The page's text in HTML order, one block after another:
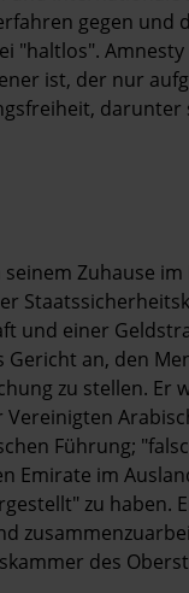
gegen und
"haltlos".
ist, der nur
Zuhause
und einer
an, den
zu stellen. Er
Führung;
Emirate im
zu haben.
des